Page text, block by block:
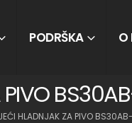
PODRŠKA O
HLADNJAK ZA PIVO